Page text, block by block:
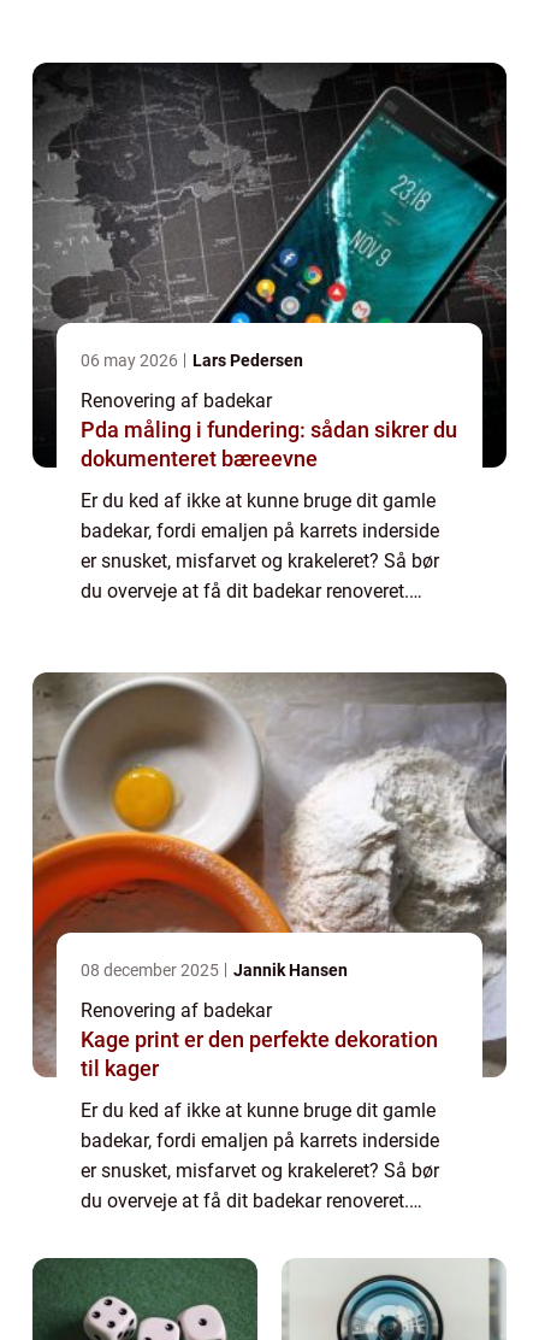
06 may 2026 Lars Pedersen
Renovering af badekar
Pda måling i fundering: sådan sikrer du
dokumenteret bæreevne
Er du ked af ikke at kunne bruge dit gamle
badekar, fordi emaljen på karrets inderside
er snusket, misfarvet og krakeleret? Så bør
du overveje at få dit badekar renoveret.
08 december 2025 Jannik Hansen
Renovering af badekar
Kage print er den perfekte dekoration
til kager
Er du ked af ikke at kunne bruge dit gamle
badekar, fordi emaljen på karrets inderside
er snusket, misfarvet og krakeleret? Så bør
du overveje at få dit badekar renoveret.
Når et gammelt badekar skal sættes i...